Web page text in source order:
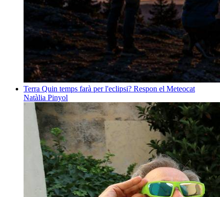
Terra Quin temps farà per l'eclipsi? Respon el Meteocat
Natàlia Pinyol